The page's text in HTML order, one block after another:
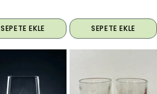
SEPETE EKLE SEPETE EKLE